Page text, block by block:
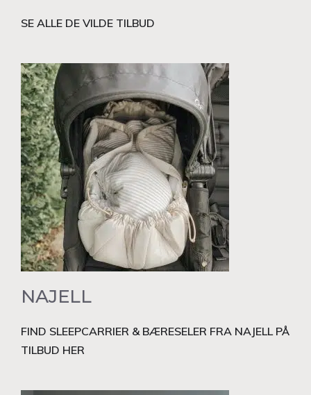
SE ALLE DE VILDE TILBUD
NAJELL
FIND SLEEPCARRIER & BÆRESELER FRA NAJELL PÅ
TILBUD HER